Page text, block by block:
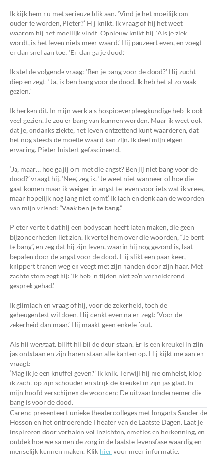
Ik kijk hem nu met serieuze blik aan. ‘Vind je het moeilijk om
ouder te worden, Pieter?’ Hij knikt. Ik vraag of hij het weet
waarom hij het moeilijk vindt. Opnieuw knikt hij. ‘Als je ziek
wordt, is het leven niets meer waard.’ Hij pauzeert even, en voegt
er dan snel aan toe: ‘En dan ga je dood.’
Ik stel de volgende vraag: ‘Ben je bang voor de dood?’ Hij zucht
diep en zegt: ‘Ja, ik ben bang voor de dood. Ik heb het al zo vaak
gezien.’
Ik herken dit. In mijn werk als hospiceverpleegkundige heb ik ook
veel gezien. Je zou er bang van kunnen worden. Maar ik weet ook
dat je, ondanks ziekte, het leven ontzettend kunt waarderen, dat
het nog steeds de moeite waard kan zijn. Ik deel mijn eigen
ervaring. Pieter luistert gefascineerd.
‘Ja, maar… hoe ga jij om met die angst? Ben jij niet bang voor de
dood?’ vraagt hij. ‘Nee,’ zeg ik. ‘Je weet niet wanneer of hoe die
gaat komen maar ik weiger in angst te leven voor iets wat ik vrees,
maar hopelijk nog lang niet komt.’ Ik lach en denk aan de woorden
van mijn vriend: “Vaak ben je te bang.”
Pieter vertelt dat hij een bodyscan heeft laten maken, die geen
bijzonderheden liet zien. Ik vertel hem over die woorden, “Je bent
te bang”, en zeg dat hij zijn leven, waarin hij nog gezond is, laat
bepalen door de angst voor de dood. Hij slikt een paar keer,
knippert tranen weg en veegt met zijn handen door zijn haar. Met
zachte stem zegt hij: ‘Ik heb in tijden niet zo’n verhelderend
gesprek gehad.’
Ik glimlach en vraag of hij, voor de zekerheid, toch de
geheugentest wil doen. Hij denkt even na en zegt: ‘Voor de
zekerheid dan maar.’ Hij maakt geen enkele fout.
Als hij weggaat, blijft hij bij de deur staan. Er is een kreukel in zijn
jas ontstaan en zijn haren staan alle kanten op. Hij kijkt me aan en
vraagt:
‘Mag ik je een knuffel geven?’ Ik knik. Terwijl hij me omhelst, klop
ik zacht op zijn schouder en strijk de kreukel in zijn jas glad. In
mijn hoofd verschijnen de woorden: De uitvaartondernemer die
bang is voor de dood.
Carend presenteert unieke theatercolleges met longarts Sander de
Hosson en het ontroerende Theater van de Laatste Dagen. Laat je
inspireren door verhalen vol inzichten, emoties en herkenning, en
ontdek hoe we samen de zorg in de laatste levensfase waardig en
menselijk kunnen maken. Klik hiervoor meer informatie.